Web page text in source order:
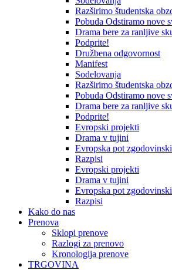
Razširimo študentska
Pobuda Odstiramo nove
Drama bere za ranljive
Podprite!
Družbena odgovornost
Manifest
Sodelovanja
Razširimo študentska
Pobuda Odstiramo nove
Drama bere za ranljive
Podprite!
Evropski projekti
Drama v tujini
Evropska pot
Razpisi
Evropski projekti
Drama v tujini
Evropska pot
Razpisi
Kako do nas
Prenova
Sklopi prenove
Razlogi za prenovo
Kronologija prenove
TRGOVINA